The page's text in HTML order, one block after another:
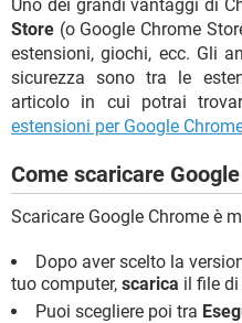
Uno dei grandi vantaggi di
Store (o Google Chrome
estensioni, giochi, ecc. Gli
sicurezza sono tra le
articolo in cui potrai
estensioni per Google
Come scaricare
Scaricare Google Chrome è
Dopo aver scelto la
tuo computer, scarica il file
Puoi scegliere poi tra